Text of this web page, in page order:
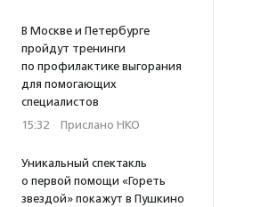
В Москве и Петербурге
пройдут тренинги
по профилактике выгорания
для помогающих
специалистов
15:32 · Прислано НКО
Уникальный спектакль
о первой помощи «Гореть
звездой» покажут в Пушкино